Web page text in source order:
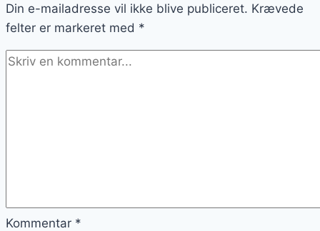
opskrift
Din e-mailadresse vil ikke blive publiceret. Krævede
felter er markeret med *
Kommentar *